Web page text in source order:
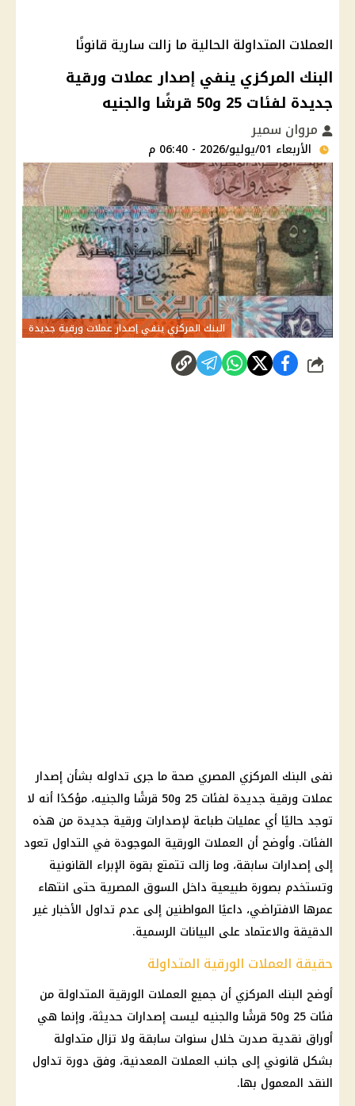
العملات المتداولة الحالية ما زالت سارية قانونًا
البنك المركزي ينفي إصدار عملات ورقية
جديدة لفئات 25 و50 قرشًا والجنيه
مروان سمير
الأربعاء 01/يوليو/2026 - 06:40 م
البنك المركزي ينفي إصدار عملات ورقية جديدة
شارك
نفى البنك المركزي المصري صحة ما جرى تداوله بشأن إصدار
عملات ورقية جديدة لفئات 25 و50 قرشًا والجنيه، مؤكدًا أنه لا
توجد حاليًا أي عمليات طباعة لإصدارات ورقية جديدة من هذه
الفئات. وأوضح أن العملات الورقية الموجودة في التداول تعود
إلى إصدارات سابقة، وما زالت تتمتع بقوة الإبراء القانونية
وتستخدم بصورة طبيعية داخل السوق المصرية حتى انتهاء
عمرها الافتراضي، داعيًا المواطنين إلى عدم تداول الأخبار غير
الدقيقة والاعتماد على البيانات الرسمية.
حقيقة العملات الورقية المتداولة
أوضح البنك المركزي أن جميع العملات الورقية المتداولة من
فئات 25 و50 قرشًا والجنيه ليست إصدارات حديثة، وإنما هي
أوراق نقدية صدرت خلال سنوات سابقة ولا تزال متداولة
بشكل قانوني إلى جانب العملات المعدنية، وفق دورة تداول
النقد المعمول بها.